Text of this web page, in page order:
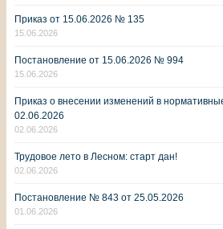
Приказ от 15.06.2026 № 135
15.06.2026
Постановление от 15.06.2026 № 994
15.06.2026
Приказ о внесении изменений в
02.06.2026
02.06.2026
Трудовое лето в Лесном: старт дан!
02.06.2026
Постановление № 843 от 25.05.2026
01.06.2026